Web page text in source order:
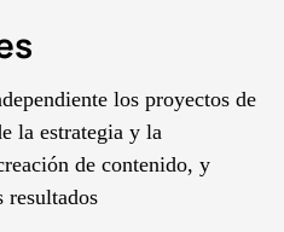
los proyectos de
la estrategia y la
de contenido, y
resultados